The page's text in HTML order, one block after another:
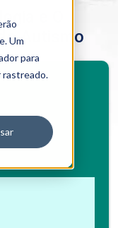
Um
para
rastreado.
e O
Autismo
BENEFÍCIOS
pós-graduação